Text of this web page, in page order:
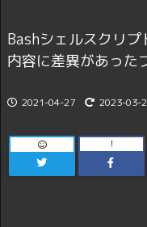
Bashシェルスクリ
内容に差異があった
2021-04-27 2023-03-
!